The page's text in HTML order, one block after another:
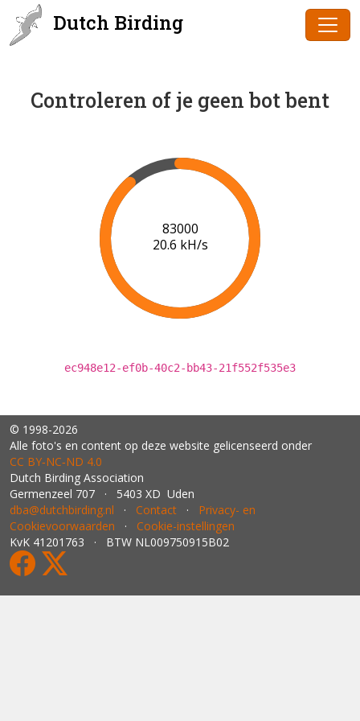
Dutch Birding
Controleren of je geen bot bent
84000
20.6 kH/s
ec948e12-ef0b-40c2-bb43-21f552f535e3
© 1998-2026
Alle foto's en content op deze website gelicenseerd onder
CC BY‑NC‑ND 4.0
Dutch Birding Association
Germenzeel 707 · 5403 XD Uden
dba@dutchbirding.nl · Contact · Privacy- en
Cookievoorwaarden · Cookie-instellingen
KvK 41201763 · BTW NL009750915B02